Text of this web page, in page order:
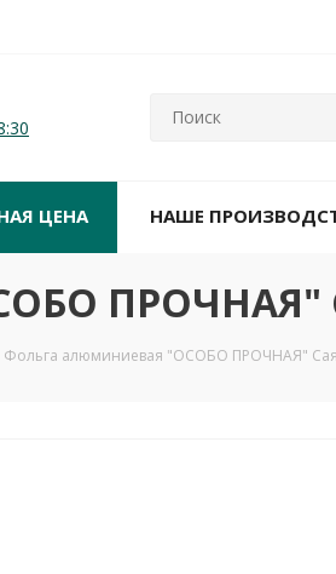
ЦЕНА НАШЕ
ПРОЧНАЯ"
Фольга алюминиевая "ОСОБО ПРОЧНАЯ"